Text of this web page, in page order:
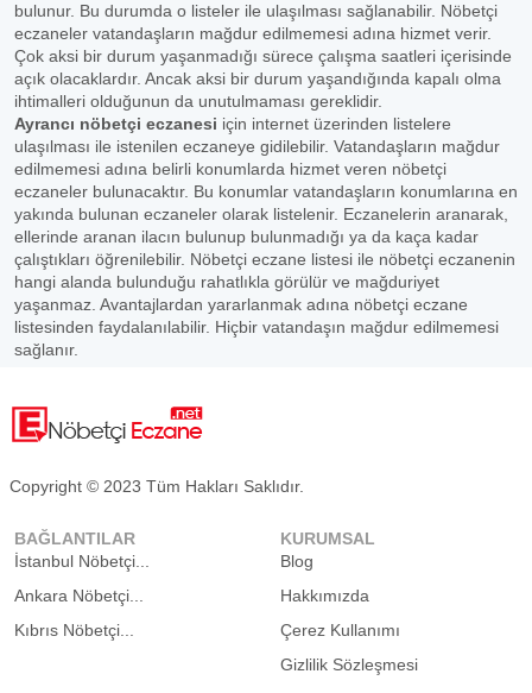
bulunur. Bu durumda o listeler ile ulaşılması sağlanabilir. Nöbetçi
eczaneler vatandaşların mağdur edilmemesi adına hizmet verir.
Çok aksi bir durum yaşanmadığı sürece çalışma saatleri içerisinde
açık olacaklardır. Ancak aksi bir durum yaşandığında kapalı olma
ihtimalleri olduğunun da unutulmaması gereklidir.
Ayrancı nöbetçi eczanesi için internet üzerinden listelere
ulaşılması ile istenilen eczaneye gidilebilir. Vatandaşların mağdur
edilmemesi adına belirli konumlarda hizmet veren nöbetçi
eczaneler bulunacaktır. Bu konumlar vatandaşların konumlarına en
yakında bulunan eczaneler olarak listelenir. Eczanelerin aranarak,
ellerinde aranan ilacın bulunup bulunmadığı ya da kaça kadar
çalıştıkları öğrenilebilir. Nöbetçi eczane listesi ile nöbetçi eczanenin
hangi alanda bulunduğu rahatlıkla görülür ve mağduriyet
yaşanmaz. Avantajlardan yararlanmak adına nöbetçi eczane
listesinden faydalanılabilir. Hiçbir vatandaşın mağdur edilmemesi
sağlanır.
Copyright © 2023 Tüm Hakları Saklıdır.
BAĞLANTILAR
İstanbul Nöbetçi...
Ankara Nöbetçi...
Kıbrıs Nöbetçi...
KURUMSAL
Blog
Hakkımızda
Çerez Kullanımı
Gizlilik Sözleşmesi